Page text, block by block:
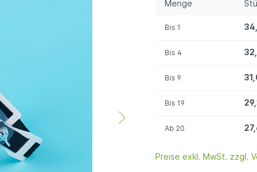
Sonstiges Werbemodule
Sonstiges Zubehör
Menge
Bis 1
Bis 4
Bis 9
Bis 19
Ab 20
Preise exkl. MwSt. zzgl.